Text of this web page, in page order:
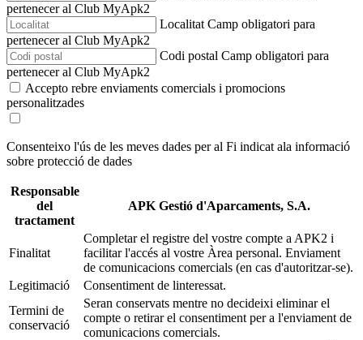
pertenecer al Club MyApk2
Localitat Camp obligatori para
pertenecer al Club MyApk2
Codi postal Camp obligatori para
pertenecer al Club MyApk2
Accepto rebre enviaments comercials i promocions
personalitzades
Consenteixo l'ús de les meves dades per al Fi indicat ala informació
sobre protecció de dades
Responsable
del
tractament
APK Gestió d'Aparcaments, S.A.
Finalitat
Completar el registre del vostre compte a APK2 i
facilitar l'accés al vostre Àrea personal. Enviament
de comunicacions comercials (en cas d'autoritzar-se).
Legitimació
Consentiment de linteressat.
Termini de
conservació
Seran conservats mentre no decideixi eliminar el
compte o retirar el consentiment per a l'enviament de
comunicacions comercials.